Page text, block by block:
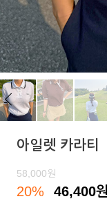
아일렛 카라티
58,000원
20% 46,400원